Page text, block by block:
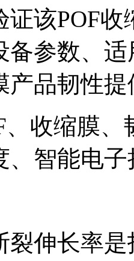
证该POF
备参数、
产品韧性
、收缩膜
、智能电
裂伸长率